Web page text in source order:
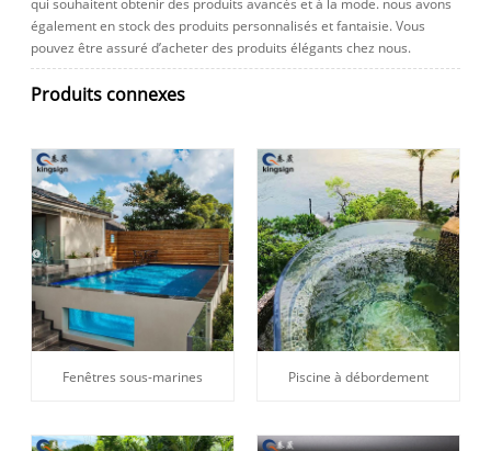
qui souhaitent obtenir des produits avancés et à la mode. nous avons
également en stock des produits personnalisés et fantaisie. Vous
pouvez être assuré d’acheter des produits élégants chez nous.
Produits connexes
Fenêtres sous-marines Piscine à débordement